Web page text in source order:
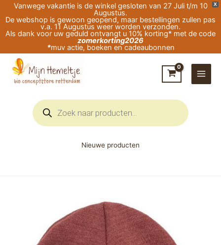
X
Vanwege vakantie is de winkel gesloten van 27 Juli t/m 10
Augustus.
De webshop is gewoon geopend, maar bestellingen zullen pas
v.a. 11 Augustus weer worden verzonden.
Als dank voor uw geduld ontvangt u 10% korting* met de code
zomerkorting2026
*muv actie, boeken en cadeaubonnen
naar
de
Producten
zoeken
Nieuwe producten